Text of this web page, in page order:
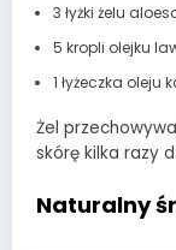
3 łyżki żelu
5 kropli olejku
1 łyżeczka oleju
Żel
skórę kilka razy
Naturalny